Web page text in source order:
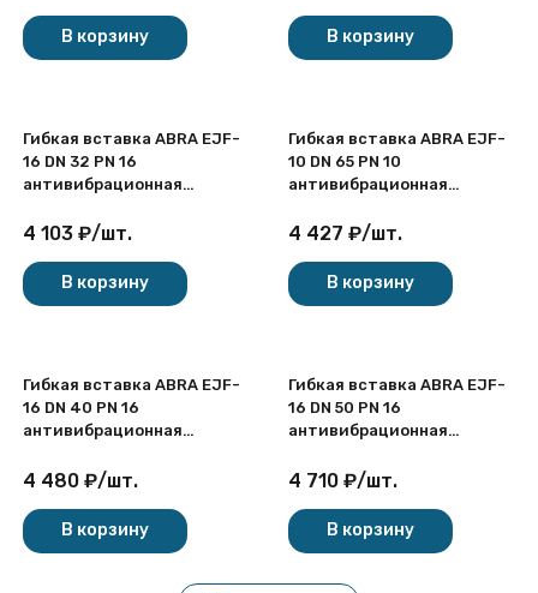
В корзину В корзину
Гибкая вставка ABRA EJF-
16 DN 32 PN 16
антивибрационная
4 103 ₽/шт.
В корзину
Гибкая вставка ABRA EJF-
10 DN 65 PN 10
антивибрационная
4 427 ₽/шт.
В корзину
Гибкая вставка ABRA EJF-
16 DN 40 PN 16
антивибрационная
4 480 ₽/шт.
В корзину
Гибкая вставка ABRA EJF-
16 DN 50 PN 16
антивибрационная
4 710 ₽/шт.
В корзину